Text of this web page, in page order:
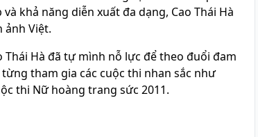
khả năng diễn xuất đa dạng, Cao Thái Hà
Việt.
Hà đã tự mình nỗ lực để theo đuổi đam
tham gia các cuộc thi nhan sắc như
thi Nữ hoàng trang sức 2011.